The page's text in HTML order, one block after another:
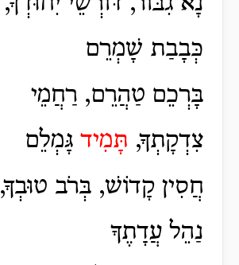
כְּבָבַת שָׁמְרֵם
בָּרְכֵם טַהֲרֵם, רַחֲמֵי
צִדְקָתְךָ, תָּמִיד גָּמְלֵם
חֲסִין קָדוֹשׁ, בְּרֹב טוּבְךָ,
נַהֵל עֲדָתֶךָ